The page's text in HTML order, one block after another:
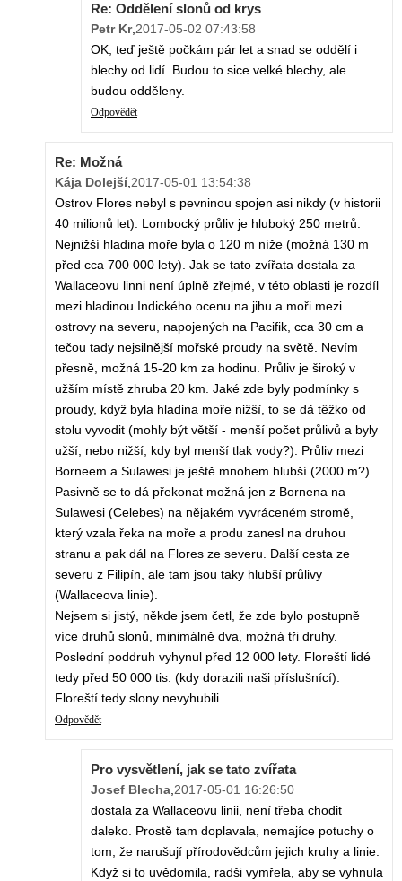
Re: Oddělení slonů od krys
Petr Kr,2017-05-02 07:43:58
OK, teď ještě počkám pár let a snad se oddělí i
blechy od lidí. Budou to sice velké blechy, ale
budou odděleny.
Odpovědět
Re: Možná
Kája Dolejší,2017-05-01 13:54:38
Ostrov Flores nebyl s pevninou spojen asi nikdy (v historii
40 milionů let). Lombocký průliv je hluboký 250 metrů.
Nejnižší hladina moře byla o 120 m níže (možná 130 m
před cca 700 000 lety). Jak se tato zvířata dostala za
Wallaceovu linni není úplně zřejmé, v této oblasti je rozdíl
mezi hladinou Indického ocenu na jihu a moři mezi
ostrovy na severu, napojených na Pacifik, cca 30 cm a
tečou tady nejsilnější mořské proudy na světě. Nevím
přesně, možná 15-20 km za hodinu. Průliv je široký v
užším místě zhruba 20 km. Jaké zde byly podmínky s
proudy, když byla hladina moře nižší, to se dá těžko od
stolu vyvodit (mohly být větší - menší počet průlivů a byly
užší; nebo nižší, kdy byl menší tlak vody?). Průliv mezi
Borneem a Sulawesi je ještě mnohem hlubší (2000 m?).
Pasivně se to dá překonat možná jen z Bornena na
Sulawesi (Celebes) na nějakém vyvráceném stromě,
který vzala řeka na moře a produ zanesl na druhou
stranu a pak dál na Flores ze severu. Další cesta ze
severu z Filipín, ale tam jsou taky hlubší průlivy
(Wallaceova linie).
Nejsem si jistý, někde jsem četl, že zde bylo postupně
více druhů slonů, minimálně dva, možná tři druhy.
Poslední poddruh vyhynul před 12 000 lety. Floreští lidé
tedy před 50 000 tis. (kdy dorazili naši příslušnící).
Floreští tedy slony nevyhubili.
Odpovědět
Pro vysvětlení, jak se tato zvířata
Josef Blecha,2017-05-01 16:26:50
dostala za Wallaceovu linii, není třeba chodit
daleko. Prostě tam doplavala, nemajíce potuchy o
tom, že narušují přírodovědcům jejich kruhy a linie.
Když si to uvědomila, radši vymřela, aby se vyhnula